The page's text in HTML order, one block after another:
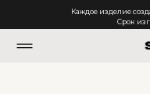
Каждое изделие
Срок